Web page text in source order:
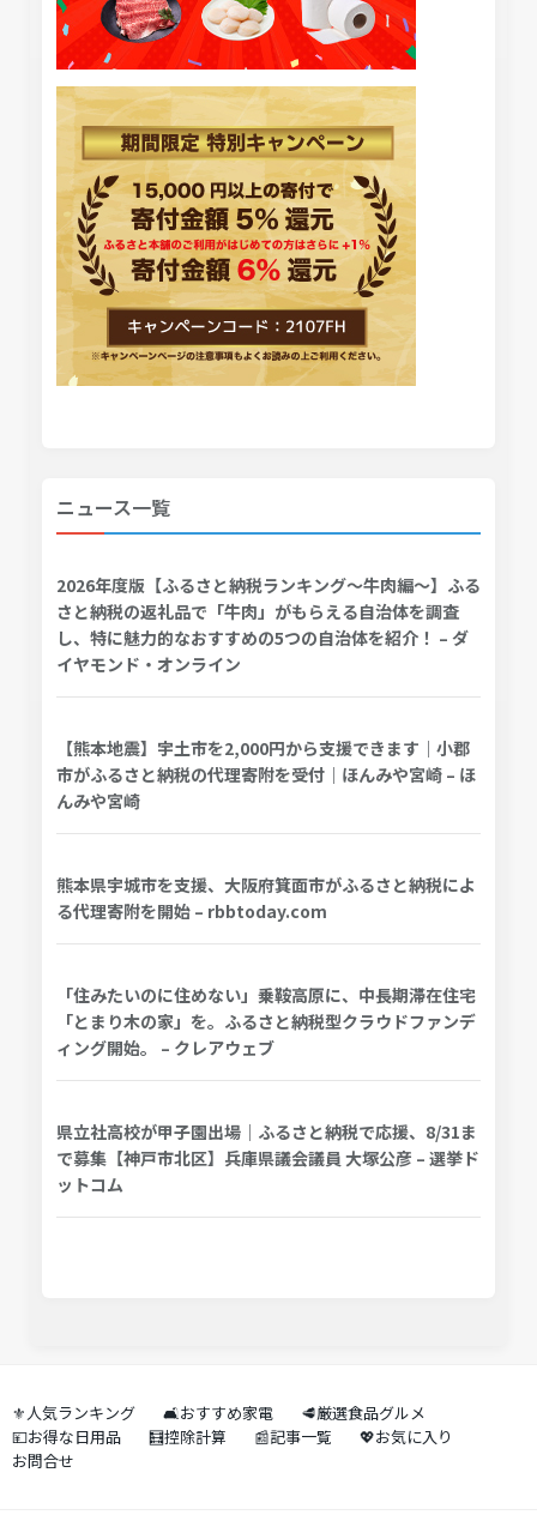
ニュース一覧
2026年度版【ふるさと納税ランキング～牛肉編～】ふる
さと納税の返礼品で「牛肉」がもらえる自治体を調査
し、特に魅力的なおすすめの5つの自治体を紹介！ – ダ
イヤモンド・オンライン
【熊本地震】宇土市を2,000円から支援できます｜小郡
市がふるさと納税の代理寄附を受付｜ほんみや宮崎 – ほ
んみや宮崎
熊本県宇城市を支援、大阪府箕面市がふるさと納税によ
る代理寄附を開始 – rbbtoday.com
「住みたいのに住めない」乗鞍高原に、中長期滞在住宅
「とまり木の家」を。ふるさと納税型クラウドファンデ
ィング開始。 – クレアウェブ
県立社高校が甲子園出場｜ふるさと納税で応援、8/31ま
で募集【神戸市北区】兵庫県議会議員 大塚公彦 – 選挙ド
ットコム
⚜️人気ランキング 🛋️おすすめ家電
🥩厳選食品グルメ
💴お得な日用品
🧮控除計算 📰記事一覧
💖お気に入り
お問合せ